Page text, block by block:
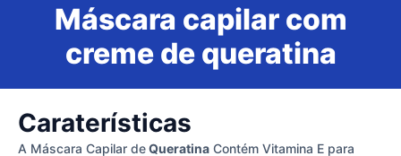
Máscara capilar com
creme de queratina
Caraterísticas
A Máscara Capilar deQueratina Contém Vitamina E para